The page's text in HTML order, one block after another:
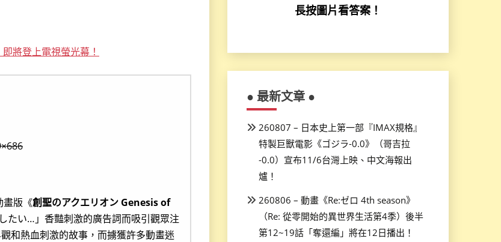
將登上電視螢光幕！
畫版《創聖のアクエリオン Genesis of
たい…」香豔刺激的廣告詞而吸引觀眾注
和熱血刺激的故事，而擄獲許多動畫迷
長按圖片看答案！
● 最新文章 ●
260807 – 日本史上第一部『IMAX規格』
特製巨獸電影《ゴジラ-0.0》（哥吉拉
-0.0）宣布11/6台灣上映、中文海報出
爐！
260806 – 動畫《Re:ゼロ 4th season》
（Re: 從零開始的異世界生活第4季）後半
第12~19話「奪還編」將在12日播出！